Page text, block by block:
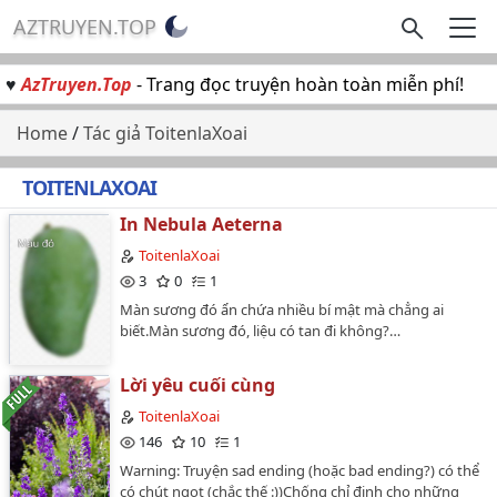
AZTRUYEN.TOP
♥AzTruyen.Top - Trang đọc truyện hoàn toàn miễn phí!
Home/Tác giả ToitenlaXoai
TOITENLAXOAI
In Nebula Aeterna
ToitenlaXoai
3
0
1
Màn sương đó ẩn chứa nhiều bí mật mà chẳng ai
biết.Màn sương đó, liệu có tan đi không?…
Lời yêu cuối cùng
ToitenlaXoai
146
10
1
Warning: Truyện sad ending (hoặc bad ending?) có thể
có chút ngọt (chắc thế :))Chống chỉ định cho những